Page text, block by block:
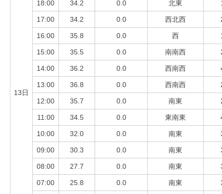
13日
18:00 34.2 0.0 北東
17:00 34.2 0.0 西北西
16:00 35.8 0.0 西
15:00 35.5 0.0 南南西
14:00 36.2 0.0 西南西
13:00 36.8 0.0 西南西
12:00 35.7 0.0 南東
11:00 34.5 0.0 東南東
10:00 32.0 0.0 南東
09:00 30.3 0.0 南東
08:00 27.7 0.0 南東
07:00 25.8 0.0 南東